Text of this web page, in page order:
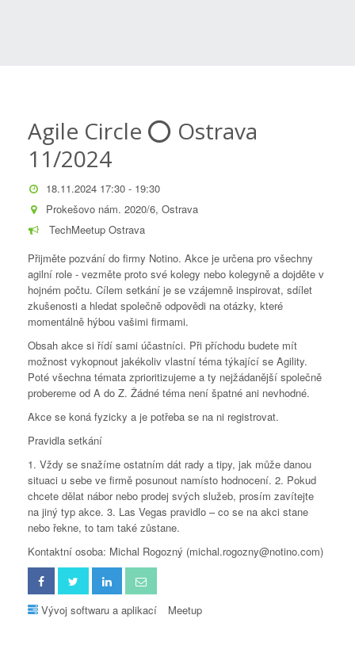
Agile Circle ⭕️ Ostrava
11/2024
18.11.2024 17:30 - 19:30
Prokešovo nám. 2020/6, Ostrava
TechMeetup Ostrava
Přijměte pozvání do firmy Notino. Akce je určena pro všechny
agilní role - vezměte proto své kolegy nebo kolegyně a dojděte v
hojném počtu. Cílem setkání je se vzájemně inspirovat, sdílet
zkušenosti a hledat společně odpovědi na otázky, které
momentálně hýbou vašimi firmami.
Obsah akce si řídí sami účastníci. Při příchodu budete mít
možnost vykopnout jakékoliv vlastní téma týkající se Agility.
Poté všechna témata zprioritizujeme a ty nejžádanější společně
probereme od A do Z. Žádné téma není špatné ani nevhodné.
Akce se koná fyzicky a je potřeba se na ni registrovat.
Pravidla setkání
1. Vždy se snažíme ostatním dát rady a tipy, jak může danou
situaci u sebe ve firmě posunout namísto hodnocení. 2. Pokud
chcete dělat nábor nebo prodej svých služeb, prosím zavítejte
na jiný typ akce. 3. Las Vegas pravidlo – co se na akci stane
nebo řekne, to tam také zůstane.
Kontaktní osoba: Michal Rogozný (michal.rogozny@notino.com)
Vývoj softwaru a aplikací Meetup